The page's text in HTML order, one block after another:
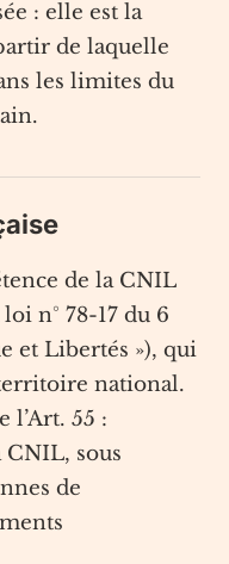
: elle est la
de laquelle
les limites du
de la CNIL
n° 78-17 du 6
et Libertés »), qui
national.
l’Art. 55 :
CNIL, sous
de